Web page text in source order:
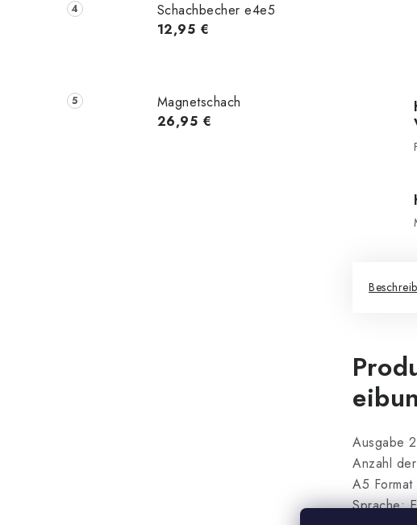
Schachbecher e4e5
12,95 €
Magnetschach
26,95 €
Ausgabe
Anzahl
A5 Format
Sprache: